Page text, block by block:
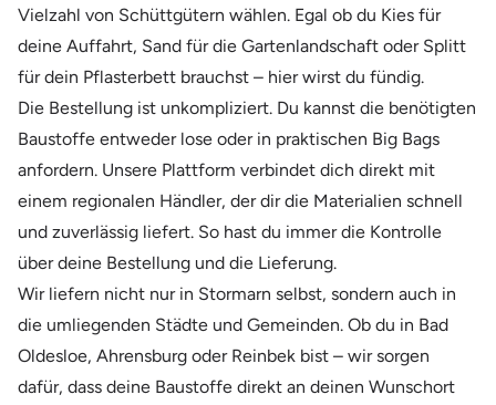
Vielzahl von Schüttgütern wählen. Egal ob du Kies für
deine Auffahrt, Sand für die Gartenlandschaft oder Splitt
für dein Pflasterbett brauchst – hier wirst du fündig.
Die Bestellung ist unkompliziert. Du kannst die benötigten
Baustoffe entweder lose oder in praktischen Big Bags
anfordern. Unsere Plattform verbindet dich direkt mit
einem regionalen Händler, der dir die Materialien schnell
und zuverlässig liefert. So hast du immer die Kontrolle
über deine Bestellung und die Lieferung.
Wir liefern nicht nur in Stormarn selbst, sondern auch in
die umliegenden Städte und Gemeinden. Ob du in Bad
Oldesloe, Ahrensburg oder Reinbek bist – wir sorgen
dafür, dass deine Baustoffe direkt an deinen Wunschort